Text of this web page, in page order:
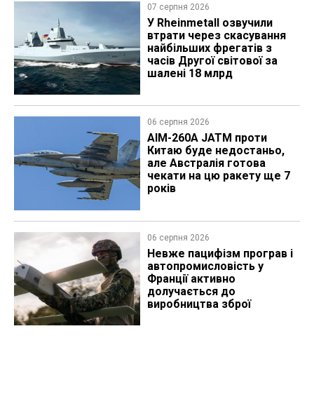
07 серпня 2026
У Rheinmetall озвучили
втрати через скасування
найбільших фрегатів з
часів Другої світової за
шалені 18 млрд
06 серпня 2026
AIM-260A JATM проти
Китаю буде недостаньо,
але Австралія готова
чекати на цю ракету ще 7
років
06 серпня 2026
Невже пацифізм програв і
автопромисловість у
Франції активно
долучається до
виробництва зброї